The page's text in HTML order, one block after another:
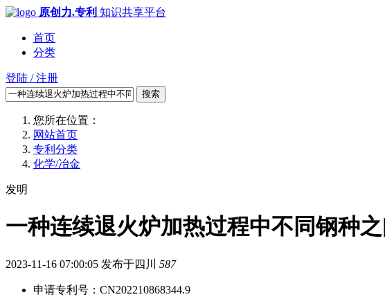
原创力.专利 知识共享平台
首页
分类
登陆 / 注册
搜索
您所在位置：
网站首页
专利分类
化学/冶金
发明
一种连续退火炉加热过程中不同钢种
2023-11-16 07:00:05 发布于四川 587
申请专利号：CN202210868344.9